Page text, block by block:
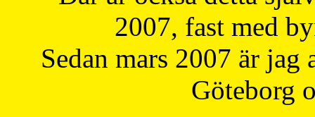
2007, fast med
Sedan mars 2007 är
Göteborg